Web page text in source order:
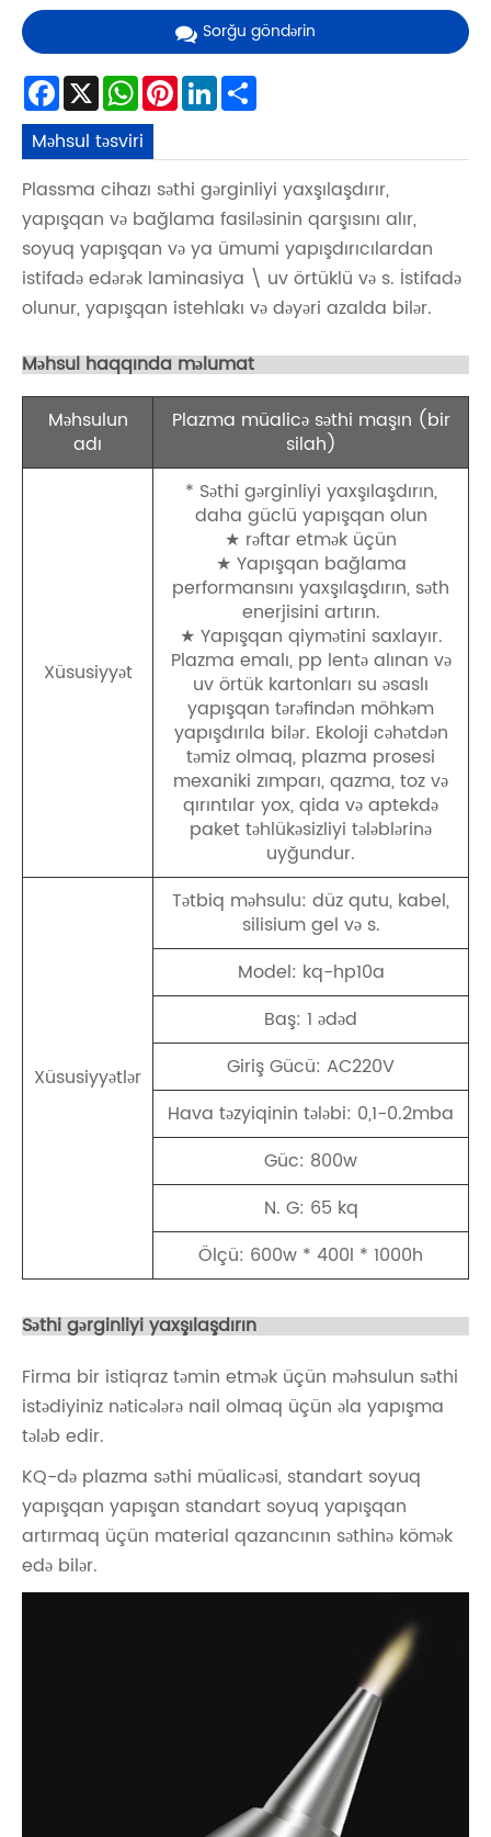
Sorğu göndərin
Facebook
X WhatsApp
Pinterest
LinkedIn
Məhsul təsviri
Plassma cihazı səthi gərginliyi yaxşılaşdırır,
yapışqan və bağlama fasiləsinin qarşısını alır,
soyuq yapışqan və ya ümumi yapışdırıcılardan
istifadə edərək laminasiya \ uv örtüklü və s. İstifadə
olunur, yapışqan istehlakı və dəyəri azalda bilər.
Məhsul haqqında məlumat
Məhsulun
adı
Plazma müalicə səthi maşın (bir
silah)
Xüsusiyyət
* Səthi gərginliyi yaxşılaşdırın,
daha güclü yapışqan olun
★ rəftar etmək üçün
★ Yapışqan bağlama
performansını yaxşılaşdırın, səth
enerjisini artırın.
★ Yapışqan qiymətini saxlayır.
Plazma emalı, pp lentə alınan və
uv örtük kartonları su əsaslı
yapışqan tərəfindən möhkəm
yapışdırıla bilər. Ekoloji cəhətdən
təmiz olmaq, plazma prosesi
mexaniki zımparı, qazma, toz və
qırıntılar yox, qida və aptekdə
paket təhlükəsizliyi tələblərinə
uyğundur.
Xüsusiyyətlər
Tətbiq məhsulu: düz qutu, kabel,
silisium gel və s.
Model: kq-hp10a
Baş: 1 ədəd
Giriş Gücü: AC220V
Hava təzyiqinin tələbi: 0,1-0.2mba
Güc: 800w
N. G: 65 kq
Ölçü: 600w * 400l * 1000h
Səthi gərginliyi yaxşılaşdırın
Firma bir istiqraz təmin etmək üçün məhsulun səthi
istədiyiniz nəticələrə nail olmaq üçün əla yapışma
tələb edir.
KQ-də plazma səthi müalicəsi, standart soyuq
yapışqan yapışan standart soyuq yapışqan
artırmaq üçün material qazancının səthinə kömək
edə bilər.